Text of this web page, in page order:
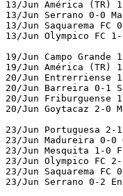
13/Jun América (TR)
13/Jun Serrano 0-0
13/Jun Saquarema FC
13/Jun Olympico FC
19/Jun Campo Grande
19/Jun América (TR)
20/Jun Entrerriense
20/Jun Barreira 0-1
20/Jun Friburguense
20/Jun Goytacaz 2-0
23/Jun Portuguesa 2-
23/Jun Madureira 0-0
23/Jun Mesquita 1-0
23/Jun Olympico FC
23/Jun Saquarema FC
23/Jun Serrano 0-2